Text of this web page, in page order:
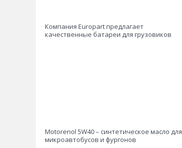
Компания Europart предлагает
качественные батареи для грузовиков
Motorenоl 5W40 – синтетическое масло для
микроавтобусов и фургонов